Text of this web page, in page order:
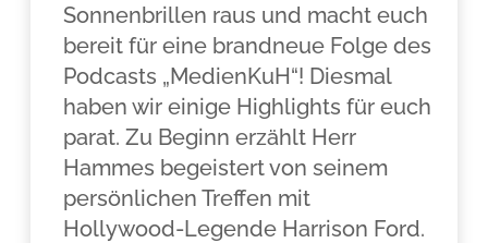
Sonnenbrillen raus und macht euch
bereit für eine brandneue Folge des
Podcasts „MedienKuH“! Diesmal
haben wir einige Highlights für euch
parat. Zu Beginn erzählt Herr
Hammes begeistert von seinem
persönlichen Treffen mit
Hollywood-Legende Harrison Ford.